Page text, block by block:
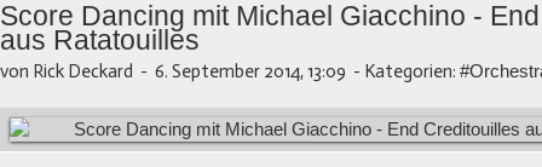
Score Dancing mit Michael Giacchino -
aus Ratatouilles
von Rick Deckard - 6. September 2014, 13:09 - Kategorien: